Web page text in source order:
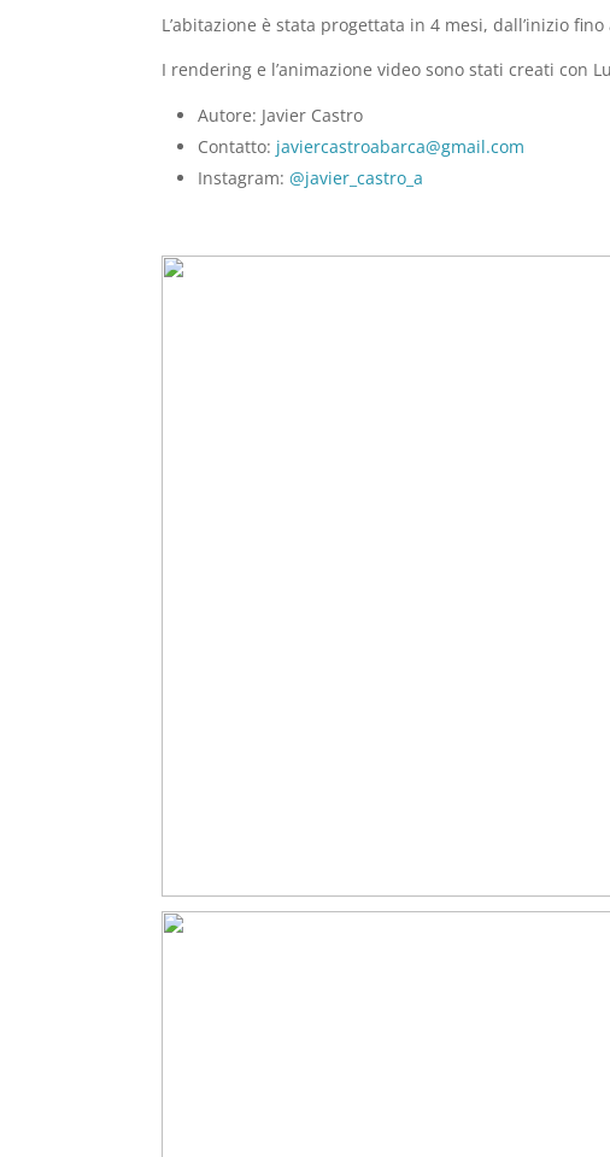
L’abitazione è stata progettata in 4 mesi, dall’inizio
I rendering e l’animazione video sono stati creati con
Autore: Javier Castro
Contatto: javiercastroabarca@gmail.com
Instagram:@javier_castro_a